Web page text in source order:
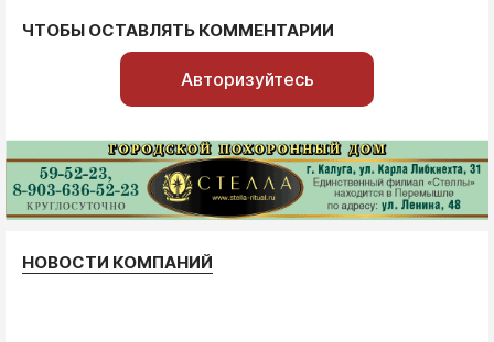
ЧТОБЫ ОСТАВЛЯТЬ КОММЕНТАРИИ
Авторизуйтесь
НОВОСТИ КОМПАНИЙ